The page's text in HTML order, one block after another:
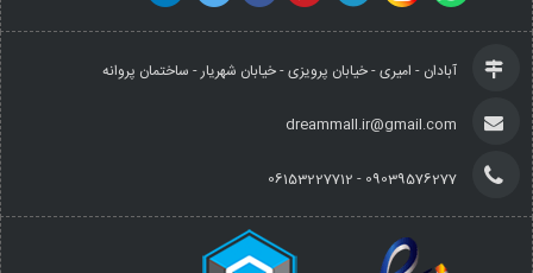
آبادان - امیری - خیابان پرویزی - خیابان شهریار - ساختمان پروانه
dreammall.ir@gmail.com
09039576277 - 06153227712